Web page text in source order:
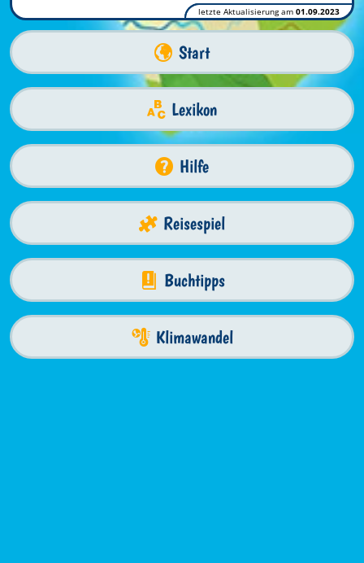
letzte Aktualisierung am 01.09.2023
Start
Lexikon
Hilfe
Reisespiel
Buchtipps
Klimawandel